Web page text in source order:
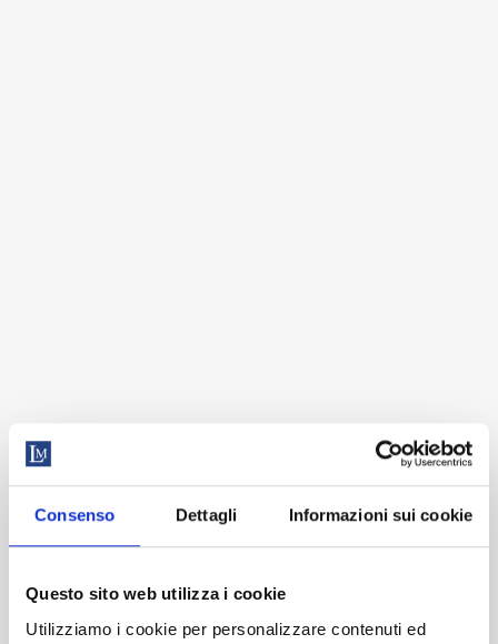
Consenso Dettagli Informazioni sui cookie
Questo sito web utilizza i cookie
Utilizziamo i cookie per personalizzare contenuti ed
CHIUSI DALL’8
AL 23
AGOSTO
Riapriamo il 24
agosto.